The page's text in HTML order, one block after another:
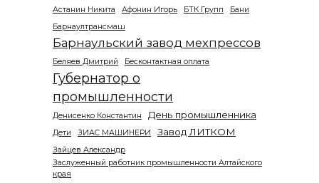
Астанин Никита Афонин Игорь БТК Групп
Бани
Барнаултрансмаш
Барнаульский завод мехпрессов
Беляев Дмитрий Бесконтактная оплата
Губернатор о
промышленности
Денисенко Константин День промышленника
Дети ЗИАС МАШИНЕРИ Завод ЛИТКОМ
Зайцев Александр
Заслуженный работник промышленности Алтайского
края